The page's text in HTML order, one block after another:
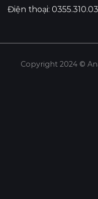
Điện thoại:
Copyright 2024 ©